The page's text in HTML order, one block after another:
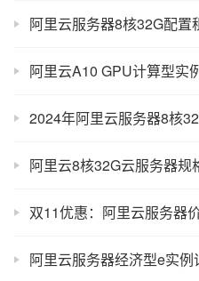
阿里云服务器8核32G配
2024年阿里云服务器8核
阿里云8核32G云服务器规